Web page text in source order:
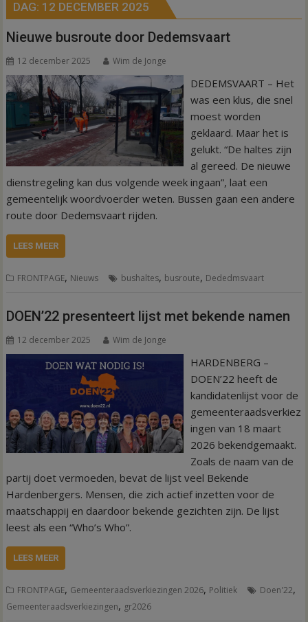
DAG: 12 DECEMBER 2025
Nieuwe busroute door Dedemsvaart
12 december 2025 Wim de Jonge
DEDEMSVAART – Het
was een klus, die snel
moest worden
geklaard. Maar het is
gelukt. “De haltes zijn
al gereed. De nieuwe
dienstregeling kan dus volgende week ingaan”, laat een
gemeentelijk woordvoerder weten. Bussen gaan een andere
route door Dedemsvaart rijden.
LEES MEER
FRONTPAGE, Nieuws bushaltes, busroute, Dededmsvaart
DOEN’22 presenteert lijst met bekende namen
12 december 2025 Wim de Jonge
HARDENBERG –
DOEN’22 heeft de
kandidatenlijst voor de
gemeenteraadsverkiez
ingen van 18 maart
2026 bekendgemaakt.
Zoals de naam van de
partij doet vermoeden, bevat de lijst veel Bekende
Hardenbergers. Mensen, die zich actief inzetten voor de
maatschappij en daardoor bekende gezichten zijn. De lijst
leest als een “Who’s Who”.
LEES MEER
FRONTPAGE, Gemeenteraadsverkiezingen 2026, Politiek Doen'22,
Gemeenteraadsverkiezingen, gr2026